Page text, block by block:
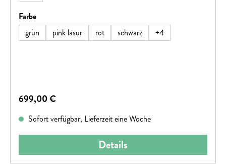
Farbeauswählen
grün
pink lasur rot schwarz +4
Regulärer Preis:
699,00 €
Sofort verfügbar, Lieferzeit eine Woche
Details